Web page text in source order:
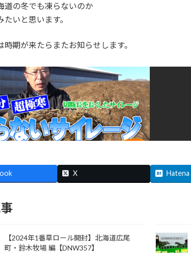
道の冬でも凍らないのか
たいと思います。
時期が来たらまたお知らせします。
X Hatena
【2024年1番草ロール開封】北海道広尾
町・鈴木牧場 編【DNW357】